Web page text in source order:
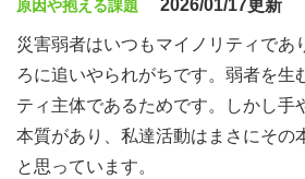
原因や抱える課題
2026/01/17更新
災害弱者はいつもマイノリティであ
ろに追いやられがちです。弱者を生
ティ主体であるためです。しかし手
本質があり、私達活動はまさにその
と思っています。